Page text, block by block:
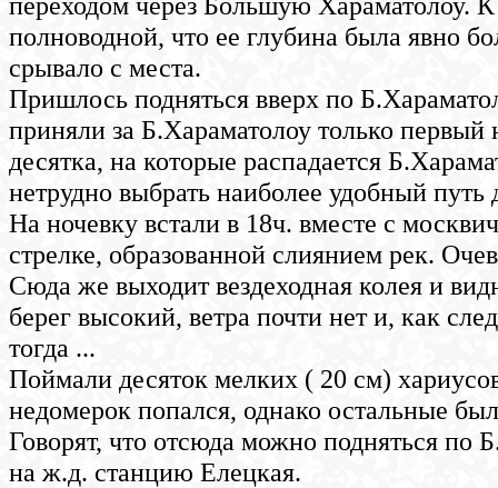
полноводной, что ее глубина была явно
срывало с места.
Пришлось подняться вверх по
приняли за Б.Хараматолоу только
десятка, на которые распадается
нетрудно выбрать наиболее удобный
На ночевку встали в 18ч. вместе с
стрелке, образованной слиянием рек.
Сюда же выходит вездеходная колея и
берег высокий, ветра почти нет и, как
тогда ...
Поймали десяток мелких ( 20 см)
недомерок попался, однако остальные
Говорят, что отсюда можно подняться по
на ж.д. станцию Елецкая.